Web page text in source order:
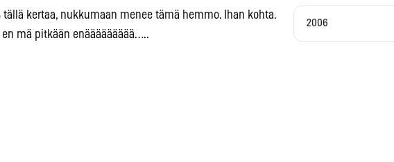
kertaa, nukkumaan menee tämä hemmo. Ihan kohta.
mä pitkään enäääääääää…..
2006